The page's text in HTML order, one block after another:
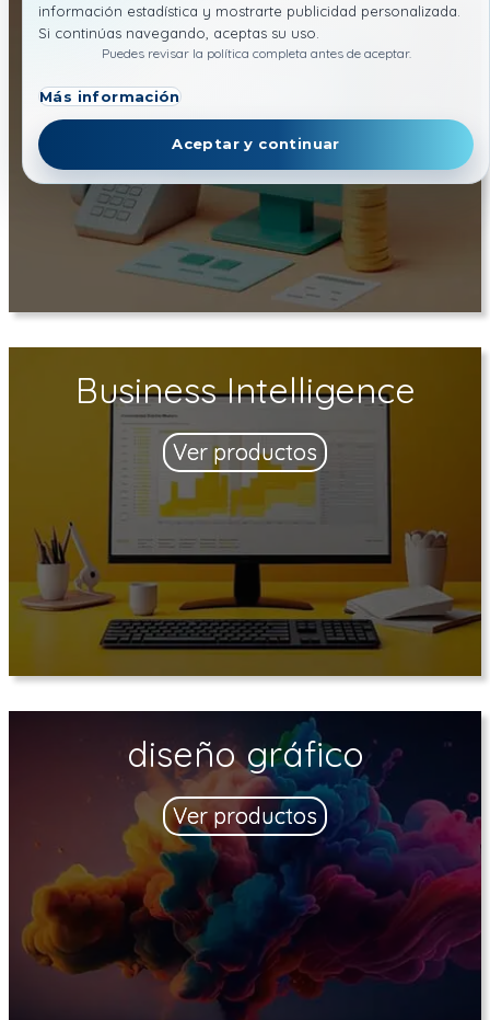
información estadística y mostrarte publicidad personalizada.
Si continúas navegando, aceptas su uso.
Puedes revisar la política completa antes de aceptar.
Más información
Aceptar y continuar
Factura electrónica
Ver productos
Business Intelligence
Ver productos
diseño gráfico
Ver productos